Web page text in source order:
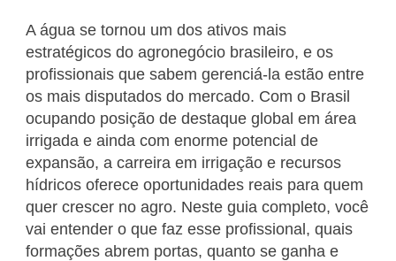
A água se tornou um dos ativos mais
estratégicos do agronegócio brasileiro, e os
profissionais que sabem gerenciá-la estão entre
os mais disputados do mercado. Com o Brasil
ocupando posição de destaque global em área
irrigada e ainda com enorme potencial de
expansão, a carreira em irrigação e recursos
hídricos oferece oportunidades reais para quem
quer crescer no agro. Neste guia completo, você
vai entender o que faz esse profissional, quais
formações abrem portas, quanto se ganha e